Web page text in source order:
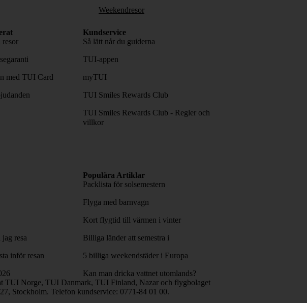
Weekendresor
resor
med TUI Card
Kundservice
Så lätt når du guiderna
TUI-appen
myTUI
TUI Smiles Rewards Club
TUI Smiles Rewards Club - Regler och
villkor
resa
inför resan
Populära Artiklar
Packlista för solsemestern
Flyga med barnvagn
Kort flygtid till värmen i vinter
Billiga länder att semestra i
5 billiga weekendstäder i Europa
Kan man dricka vattnet utomlands?
TUI Norge, TUI Danmark, TUI Finland, Nazar och flygbolaget
Stockholm. Telefon kundservice: 0771-84 01 00.